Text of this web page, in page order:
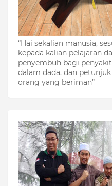
“Hai sekalian manusia,
kepada kalian pelajaran
penyembuh bagi
dalam dada, dan
orang yang beriman”